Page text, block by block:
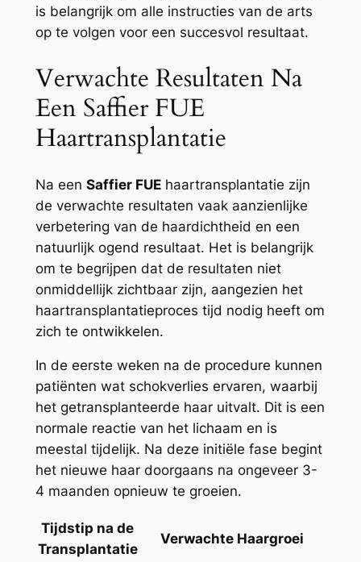
is belangrijk om alle instructies van de arts
op te volgen voor een succesvol resultaat.
Verwachte Resultaten Na
Een Saffier FUE
Haartransplantatie
Na een Saffier FUEhaartransplantatie zijn
de verwachte resultaten vaak aanzienlijke
verbetering van de haardichtheid en een
natuurlijk ogend resultaat. Het is belangrijk
om te begrijpen dat de resultaten niet
onmiddellijk zichtbaar zijn, aangezien het
haartransplantatieproces tijd nodig heeft om
zich te ontwikkelen.
In de eerste weken na de procedure kunnen
patiënten wat schokverlies ervaren, waarbij
het getransplanteerde haar uitvalt. Dit is een
normale reactie van het lichaam en is
meestal tijdelijk. Na deze initiële fase begint
het nieuwe haar doorgaans na ongeveer 3-
4 maanden opnieuw te groeien.
Tijdstip na de
Transplantatie
Verwachte Haargroei